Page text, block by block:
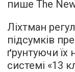
пише The
Ліхтман
підсумків
ґрунтуючи їх
системі «13